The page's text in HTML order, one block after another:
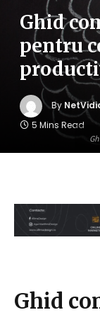
Ghid
pentru
By
5 Mins Read
Ghid